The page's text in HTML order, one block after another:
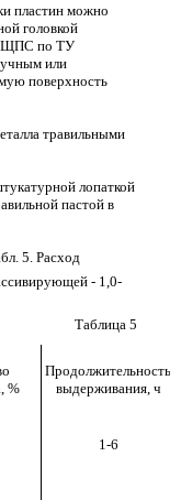
пластин можно
головкой
ЩПС по ТУ
или
поверхность
травильными
лопаткой
пастой в
5. Расход
- 1,0-
Таблица 5
%
Продолжительность
выдерживания, ч
1-6